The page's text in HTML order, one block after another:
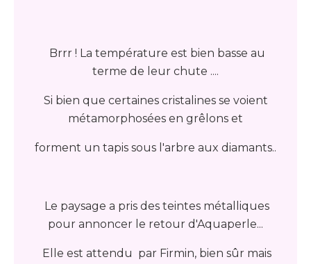
Brrr ! La température est bien basse au
terme de leur chute ....
Si bien que certaines cristalines se voient
métamorphosées en grêlons et
forment un tapis sous l'arbre aux diamants..
Le paysage a pris des teintes métalliques
pour annoncer le retour d'Aquaperle...
Elle est attendu par Firmin, bien sûr mais